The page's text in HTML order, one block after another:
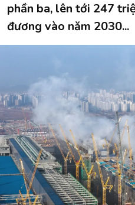
phần ba, lên tới 247
đương vào năm 2030...